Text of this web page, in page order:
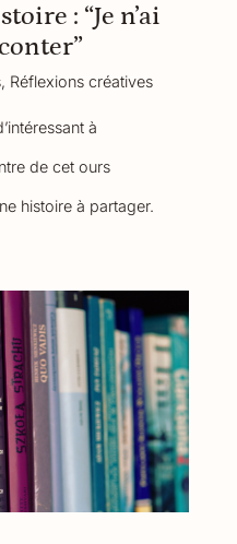
: “Je n’ai
, Réflexions créatives
à
de cet ours
histoire à partager.